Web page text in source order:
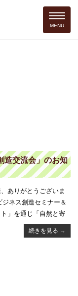
Toggle
MENU
造交流会」のお知
ありがとうございま
ス創造セミナー＆
」を通じ「自然と寄
続きを見る →